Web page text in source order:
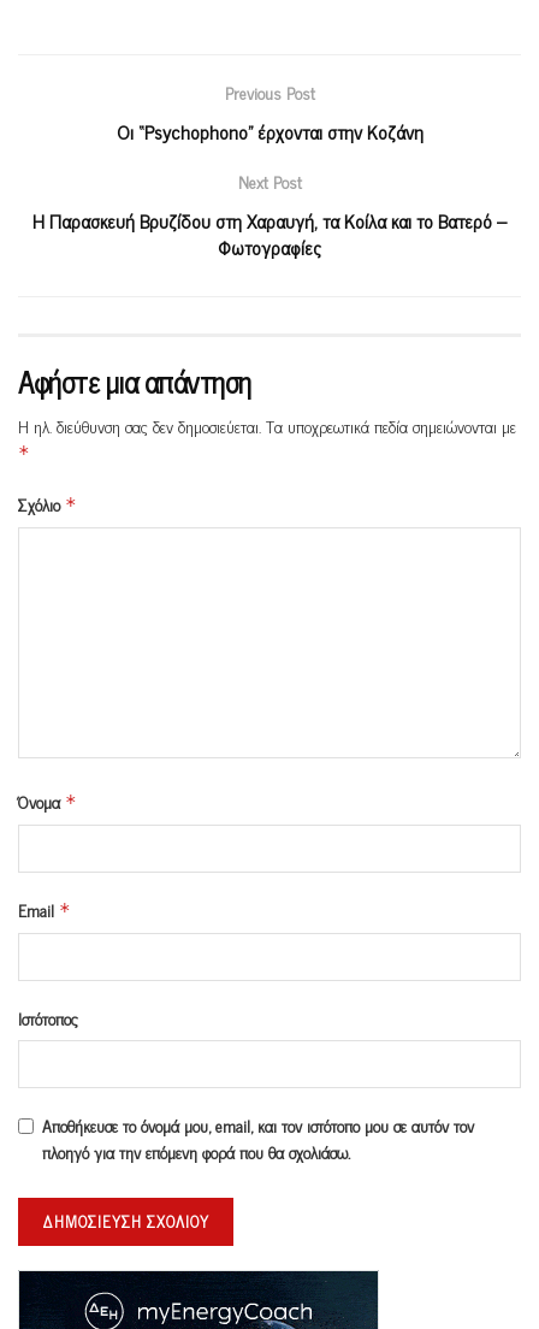
Previous Post
Οι “Psychophono” έρχονται στην Κοζάνη
Next Post
Η Παρασκευή Βρυζίδου στη Χαραυγή, τα Κοίλα και το Βατερό –
Φωτογραφίες
Αφήστε μια απάντηση
Η ηλ. διεύθυνση σας δεν δημοσιεύεται.Τα υποχρεωτικά πεδία σημειώνονται με
*
Σχόλιο *
Όνομα *
Email *
Ιστότοπος
Αποθήκευσε το όνομά μου, email, και τον ιστότοπο μου σε αυτόν τον
πλοηγό για την επόμενη φορά που θα σχολιάσω.